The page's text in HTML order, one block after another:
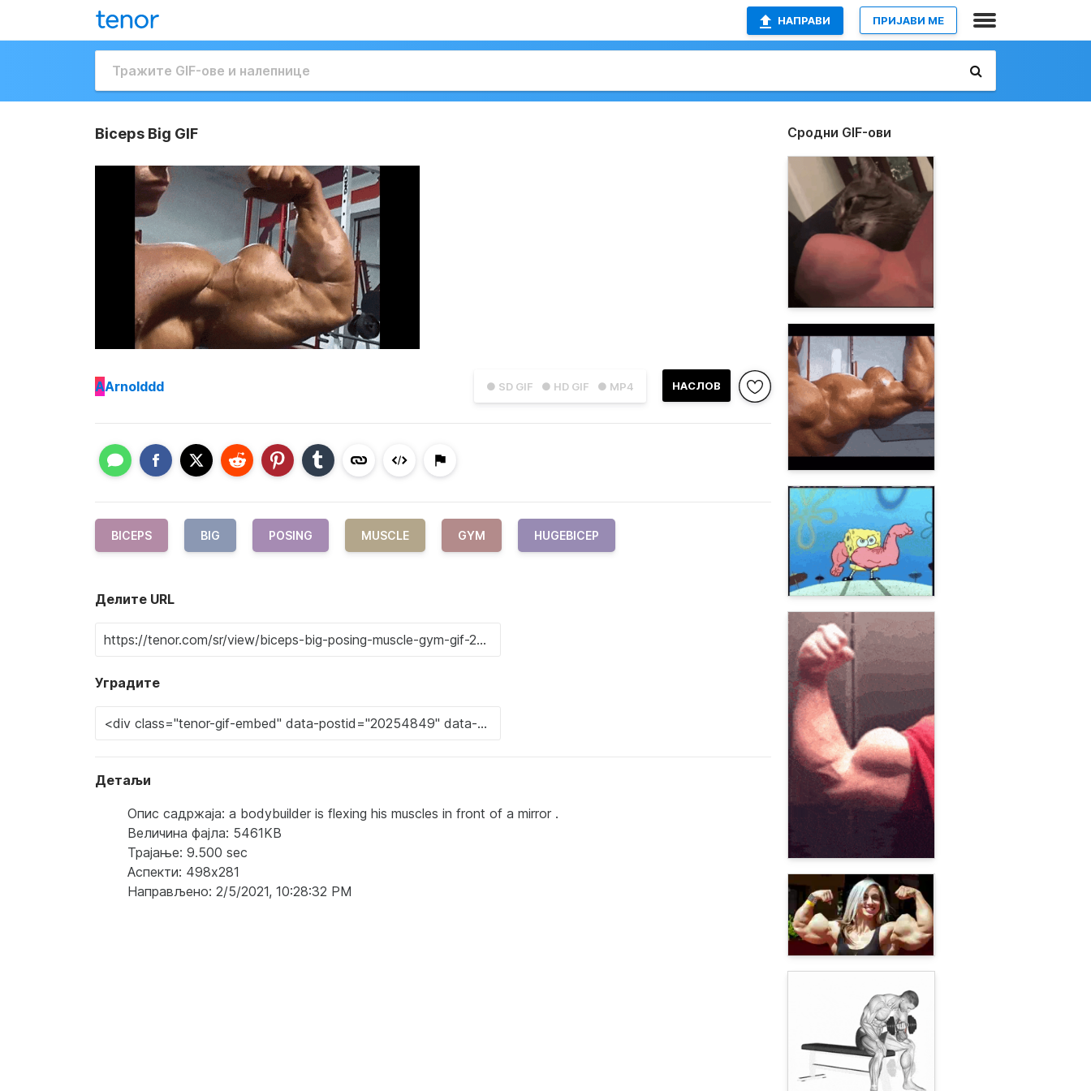
НАПРАВИ ПРИЈАВИ МЕ
Biceps Big GIF
● SD GIF ● HD GIF ● MP4 НАСЛОВ
AArnolddd
BICEPS BIG POSING MUSCLE GYM HUGEBICEP
Делите URL
Уградите
Детаљи
Опис садржаја: a bodybuilder is flexing his muscles in front of a mirror .
Величина фајла: 5461KB
Трајање: 9.500 sec
Аспекти: 498x281
Направљено: 2/5/2021, 10:28:32 PM
Сродни GIF-ови